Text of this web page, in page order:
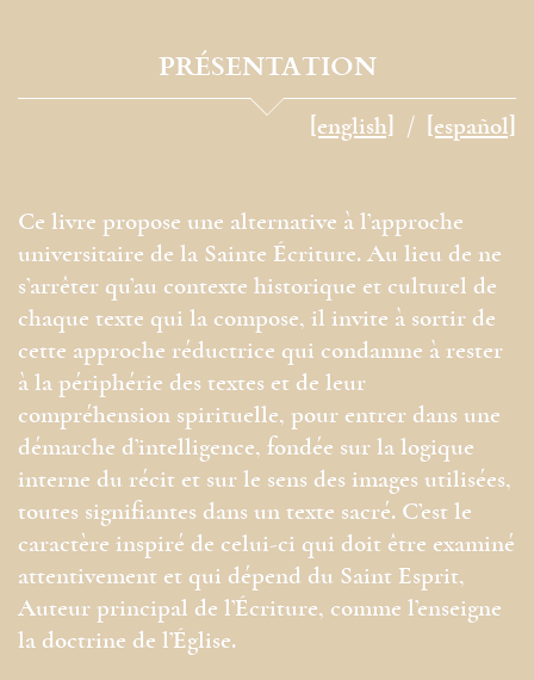
PRÉSENTATION
[english] [español]
Ce livre propose une alternative à l’approche
universitaire de la Sainte Écriture. Au lieu de ne
s’arrêter qu’au contexte historique et culturel de
chaque texte qui la compose, il invite à sortir de
cette approche réductrice qui condamne à rester
à la périphérie des textes et de leur
compréhension spirituelle, pour entrer dans une
démarche d’intelligence, fondée sur la logique
interne du récit et sur le sens des images utilisées,
toutes signifiantes dans un texte sacré. C’est le
caractère inspiré de celui-ci qui doit être examiné
attentivement et qui dépend du Saint Esprit,
Auteur principal de l’Écriture, comme l’enseigne
la doctrine de l’Église.